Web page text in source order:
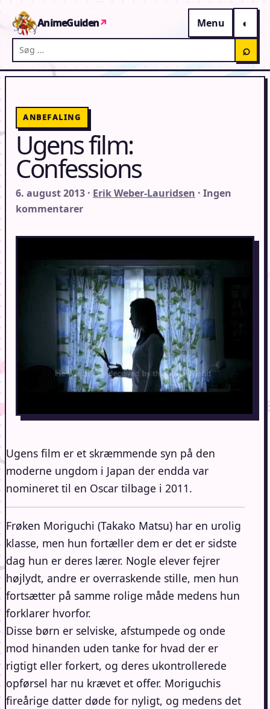
AnimeGuiden↗
Menu
Søg på AnimeGuiden
⌕
ANBEFALING
Ugens film:
Confessions
6. august 2013 · Erik Weber-Lauridsen · Ingen
kommentarer
Ugens film er et skræmmende syn på den
moderne ungdom i Japan der endda var
nomineret til en Oscar tilbage i 2011.
Frøken Moriguchi (Takako Matsu) har en urolig
klasse, men hun fortæller dem er det er sidste
dag hun er deres lærer. Nogle elever fejrer
højlydt, andre er overraskende stille, men hun
fortsætter på samme rolige måde medens hun
forklarer hvorfor.
Disse børn er selviske, afstumpede og onde
mod hinanden uden tanke for hvad der er
rigtigt eller forkert, og deres ukontrollerede
opførsel har nu krævet et offer. Moriguchis
fireårige datter døde for nyligt, og medens det